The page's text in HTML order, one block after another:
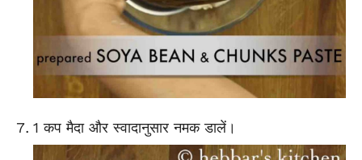
1 कप मैदा और स्वादानुसार नमक डालें।